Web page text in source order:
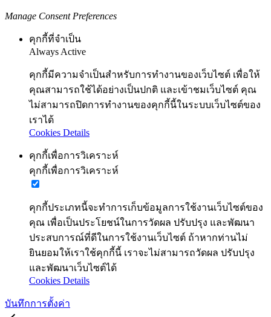
Manage Consent Preferences
คุกกี้ที่จำเป็น
Always Active
คุกกี้มีความจำเป็นสำหรับการทำงานของเว็บไซต์ เพื่อให้
คุณสามารถใช้ได้อย่างเป็นปกติ และเข้าชมเว็บไซต์ คุณ
ไม่สามารถปิดการทำงานของคุกกี้นี้ในระบบเว็บไซต์ของ
เราได้
Cookies Details
คุกกี้เพื่อการวิเคราะห์
คุกกี้เพื่อการวิเคราะห์
คุกกี้ประเภทนี้จะทำการเก็บข้อมูลการใช้งานเว็บไซต์ของ
คุณ เพื่อเป็นประโยชน์ในการวัดผล ปรับปรุง และพัฒนา
ประสบการณ์ที่ดีในการใช้งานเว็บไซต์ ถ้าหากท่านไม่
ยินยอมให้เราใช้คุกกี้นี้ เราจะไม่สามารถวัดผล ปรับปรุง
และพัฒนาเว็บไซต์ได้
Cookies Details
บันทึกการตั้งค่า